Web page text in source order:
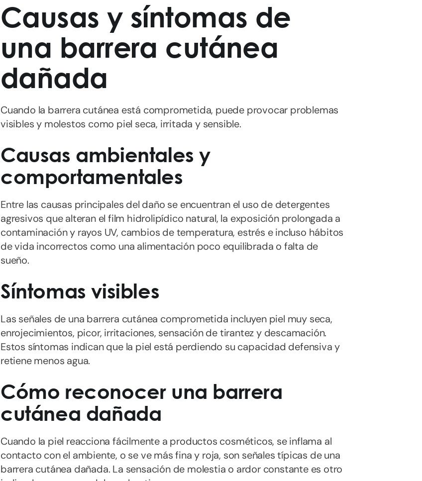
Causas y síntomas de
una barrera cutánea
dañada
Cuando la barrera cutánea está comprometida, puede provocar problemas
visibles y molestos como piel seca, irritada y sensible.
Causas ambientales y
comportamentales
Entre las causas principales del daño se encuentran el uso de detergentes
agresivos que alteran el film hidrolipídico natural, la exposición prolongada a
contaminación y rayos UV, cambios de temperatura, estrés e incluso hábitos
de vida incorrectos como una alimentación poco equilibrada o falta de
sueño.
Síntomas visibles
Las señales de una barrera cutánea comprometida incluyen piel muy seca,
enrojecimientos, picor, irritaciones, sensación de tirantez y descamación.
Estos síntomas indican que la piel está perdiendo su capacidad defensiva y
retiene menos agua.
Cómo reconocer una barrera
cutánea dañada
Cuando la piel reacciona fácilmente a productos cosméticos, se inflama al
contacto con el ambiente, o se ve más fina y roja, son señales típicas de una
barrera cutánea dañada. La sensación de molestia o ardor constante es otro